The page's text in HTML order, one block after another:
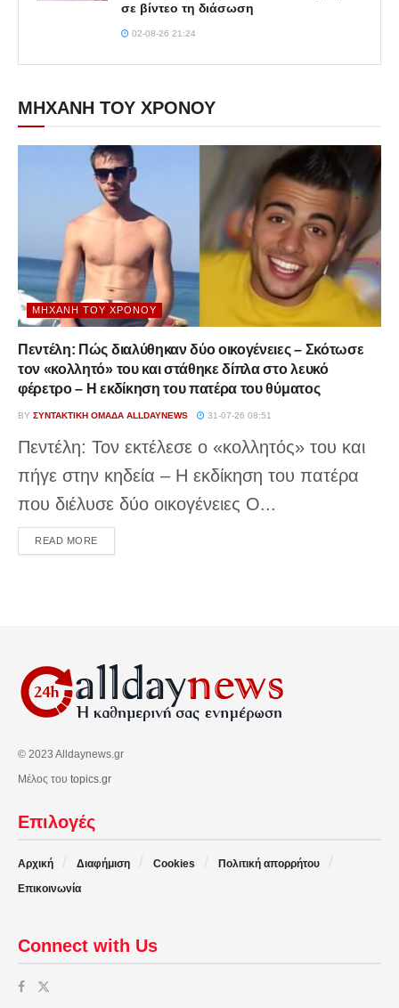
σε βίντεο τη διάσωση
02-08-26 21:24
ΜΗΧΑΝΗ ΤΟΥ ΧΡΟΝΟΥ
ΜΗΧΑΝΉ ΤΟΥ ΧΡΌΝΟΥ
Πεντέλη: Πώς διαλύθηκαν δύο οικογένειες – Σκότωσε
τον «κολλητό» του και στάθηκε δίπλα στο λευκό
φέρετρο – Η εκδίκηση του πατέρα του θύματος
BY ΣΥΝΤΑΚΤΙΚΉ ΟΜΆΔΑ ALLDAYNEWS 31-07-26 08:51
Πεντέλη: Τον εκτέλεσε ο «κολλητός» του και
πήγε στην κηδεία – Η εκδίκηση του πατέρα
που διέλυσε δύο οικογένειες Ο...
READ MOREDETAILS
© 2023 Alldaynews.gr
Μέλος του topics.gr
Επιλογές
Αρχική Διαφήμιση Cookies
Πολιτική απορρήτου
Επικοινωνία
Connect with Us